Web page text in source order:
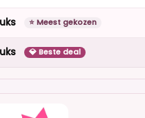
⭐ Meest gekozen
💎 Beste deal